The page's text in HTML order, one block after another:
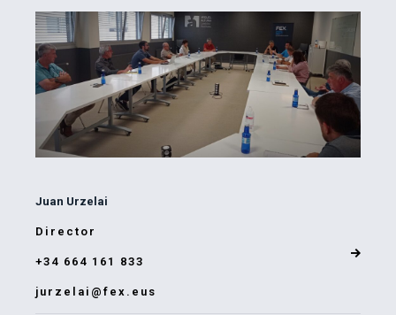
Juan Urzelai
Director
+34 664 161 833
jurzelai@fex.eus